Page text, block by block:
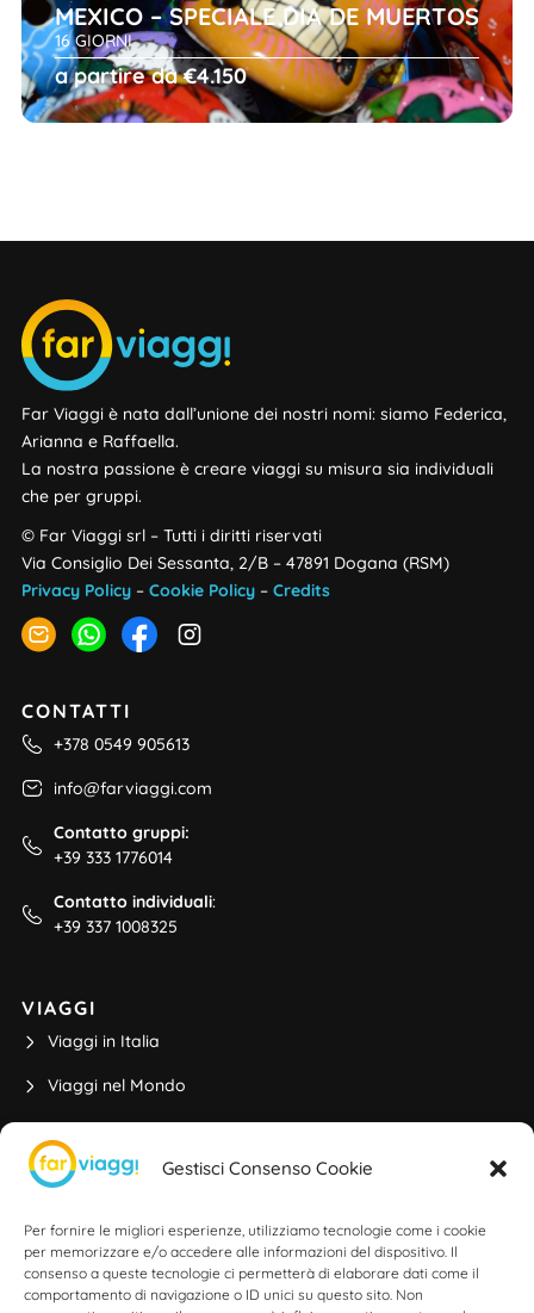
Gestisci Consenso Cookie
Per fornire le migliori esperienze, utilizziamo tecnologie come i cookie
per memorizzare e/o accedere alle informazioni del dispositivo. Il
consenso a queste tecnologie ci permetterà di elaborare dati come il
comportamento di navigazione o ID unici su questo sito. Non
MEXICO – SPECIALE DIA DE MUERTOS
16 GIORNI
a partire da €4.150
Far Viaggi è nata dall’unione dei nostri nomi: siamo Federica,
Arianna e Raffaella.
La nostra passione è creare viaggi su misura sia individuali
che per gruppi.
© Far Viaggi srl – Tutti i diritti riservati
Via Consiglio Dei Sessanta, 2/B – 47891 Dogana (RSM)
Privacy Policy– Cookie Policy – Credits
CONTATTI
+378 0549 905613
info@farviaggi.com
Contatto gruppi:
+39 333 1776014
Contatto individuali:
+39 337 1008325
VIAGGI
Viaggi in Italia
Viaggi nel Mondo
Viaggi di Gruppo
Partenze da Rimini
ALTRE INFO